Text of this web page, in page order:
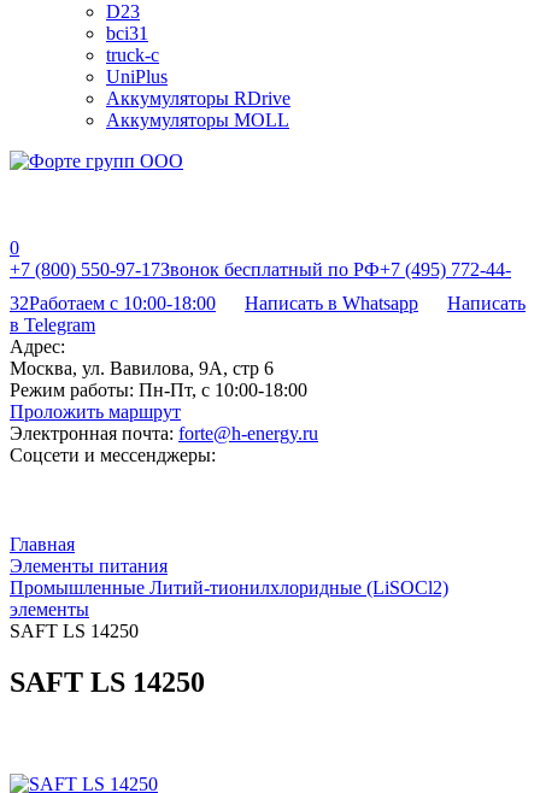
D23
bci31
truck-c
UniPlus
Аккумуляторы RDrive
Аккумуляторы MOLL
0
+7 (800) 550-97-17Звонок бесплатный по РФ+7 (495) 772-44-
32Работаем с 10:00-18:00 Написать в Whatsapp
Написать
в Telegram
Адрес:
Москва, ул. Вавилова, 9А, стр 6
Режим работы: Пн-Пт, с 10:00-18:00
Проложить маршрут
Электронная почта: forte@h-energy.ru
Соцсети и мессенджеры:
Главная
Элементы питания
Промышленные Литий-тионилхлоридные (LiSOCl2)
элементы
SAFT LS 14250
SAFT LS 14250